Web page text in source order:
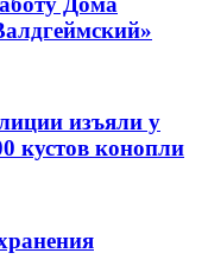
изъяли у
кустов конопли